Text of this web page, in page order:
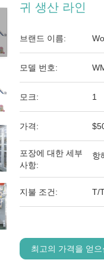
귀 생산 라인
브랜드 이름:
모델 번호:
모크: 1
가격:
포장에 대한 세부
사항:
항
지불 조건: T/
최고의 가격을 얻으